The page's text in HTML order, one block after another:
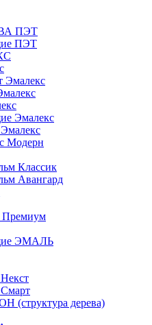
ПЭТ
ПЭТ
Эмалекс
Эмалекс
Модерн
Классик
Авангард
Премиум
ЭМАЛЬ
дерева)